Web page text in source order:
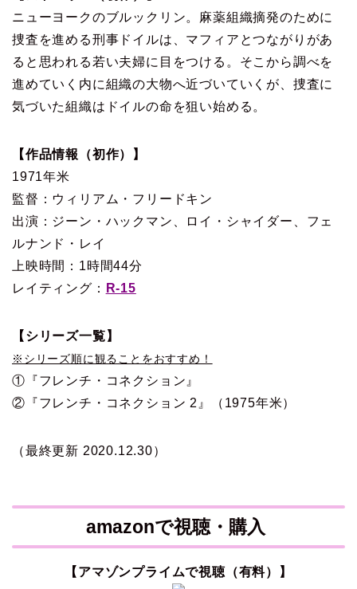
ニューヨークのブルックリン。麻薬組織摘発のために
捜査を進める刑事ドイルは、マフィアとつながりがあ
ると思われる若い夫婦に目をつける。そこから調べを
進めていく内に組織の大物へ近づいていくが、捜査に
気づいた組織はドイルの命を狙い始める。
【作品情報（初作）】
1971年米
監督：ウィリアム・フリードキン
出演：ジーン・ハックマン、ロイ・シャイダー、フェ
ルナンド・レイ
上映時間：1時間44分
レイティング：
R-15
【シリーズ一覧】
※シリーズ順に観ることをおすすめ！
①『フレンチ・コネクション』
②『フレンチ・コネクション 2』（1975年米）
（最終更新 2020.12.30）
amazonで視聴・購入
【アマゾンプライムで視聴（有料）】